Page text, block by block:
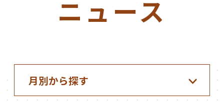
ニュース